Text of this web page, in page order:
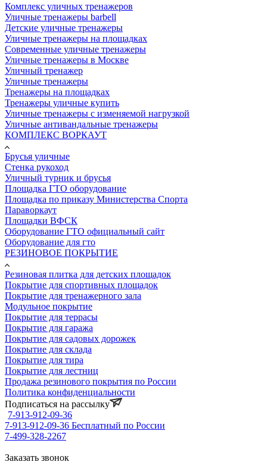
Комплекс уличных тренажеров
Уличные тренажеры barbell
Детские уличные тренажеры
Уличные тренажеры на площадках
Современные уличные тренажеры
Уличные тренажеры в Москве
Уличный тренажер
Уличные тренажеры
Тренажеры на площадках
Тренажеры уличные купить
Уличные тренажеры с изменяемой нагрузкой
Уличные антивандальные тренажеры
КОМПЛЕКС ВОРКАУТ
Брусья уличные
Стенка рукоход
Уличный турник и брусья
Площадка ГТО оборудование
Площадка по приказу Министерства Спорта
Параворкаут
Площадки ВФСК
Оборудование ГТО официальный сайт
Оборудование для гто
РЕЗИНОВОЕ ПОКРЫТИЕ
Резиновая плитка для детских площадок
Покрытие для спортивных площадок
Покрытие для тренажерного зала
Модульное покрытие
Покрытие для террасы
Покрытие для гаража
Покрытие для садовых дорожек
Покрытие для склада
Покрытие для тира
Покрытие для лестниц
Продажа резинового покрытия по России
Политика конфиденциальности
Подписаться на рассылку
7-913-912-09-36
7-913-912-09-36 Бесплатный по России
7-499-328-2267
Заказать звонок